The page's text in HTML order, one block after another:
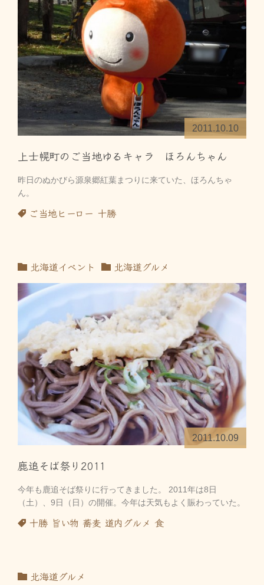
2011.10.10
上士幌町のご当地ゆるキャラ ほろんちゃん
昨日のぬかびら源泉郷紅葉まつりに来ていた、ほろんちゃ
ん。
ご当地ヒーロー 十勝
北海道イベント 北海道グルメ
2011.10.09
鹿追そば祭り2011
今年も鹿追そば祭りに行ってきました。 2011年は8日
（土）、9日（日）の開催。今年は天気もよく賑わっていた。
十勝 旨い物 蕎麦 道内グルメ 食
北海道グルメ